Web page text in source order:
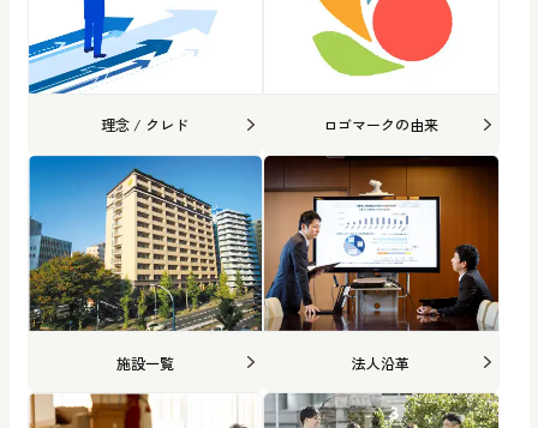
理念 / クレド ロゴマークの由来
施設一覧 法人沿革